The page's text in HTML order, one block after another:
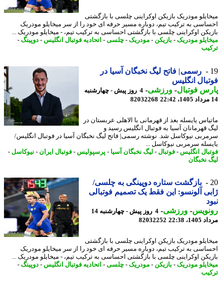
مودریک بازیکن اوکراینی چلسی با بازگشتی
به ترکیب تیم، دوباره مسیر حرفه ای خود را از سر میخایلو مودریک
اوکراینی چلسی با بازگشتی احساسی به ترکیب تیم، - میخایلو مودریک ...
مودریک-بازیکن -مودریک-چلسی-اتحادیه فوتبال انگلیس-دوپینگ-
رسمی| فاتح لیگ نخبگان آسیا در
انگلیس
فوتبال-ورزشی-
4 روز پیش - چهارشنبه
82032268
یایسله بعد از قهرمانی با الاهلی عربستان در
قهرمانان آسیا به فوتبال انگلیس رسید و
نیوکاسل شد. نوشته رسمی| فاتح لیگ نخبگان آسیا در فوتبال انگلیس/
سرمربی نیوکاسل ...
انگلیس-فوتبال-لیگ نخبگان آسیا -پرسپولیس-فوتبال ایران - نیوکاسل-
نخبگان
بازگشت ستاره دوپینگی به چلسی/
آلونسو: این فقط یک تصمیم فوتبالی
-ورزشی-
4 روز پیش - چهارشنبه 14
22:38
82032252
مودریک بازیکن اوکراینی چلسی با بازگشتی
به ترکیب تیم، دوباره مسیر حرفه ای خود را از سر میخایلو مودریک
اوکراینی چلسی با بازگشتی احساسی به ترکیب تیم، - میخایلو مودریک ...
مودریک-بازیکن -مودریک-چلسی-اتحادیه فوتبال انگلیس-دوپینگ-